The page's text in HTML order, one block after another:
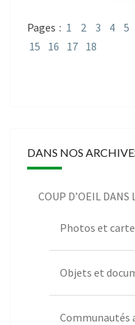
Pages : 1 2 3 4 5
15
16 17 18
DANS NOS
COUP D’OEIL DANS
Photos et
Objets et
Communautés